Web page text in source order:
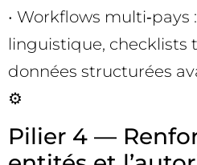
• Workflows multi‑pays
linguistique, checklists
données structurées
⚙️
Pilier 4 —